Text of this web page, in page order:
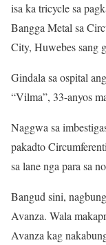
isa ka tricycle sa
Bangga Metal sa
City, Huwebes sang
Gindala sa ospital
“Vilma”, 33-anyos
Naggwa sa
pakadto
sa lane nga para sa
Bangud sini,
Avanza. Wala
Avanza kag